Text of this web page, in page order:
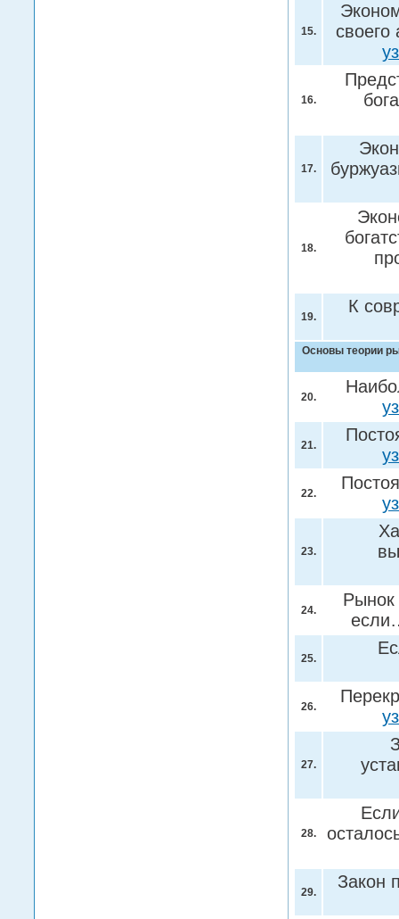
15.
своего
16.
17.
18.
19.
К
Основы теории
20.
21.
22.
23.
24.
Рынок
25.
26.
27.
28.
29.
Закон